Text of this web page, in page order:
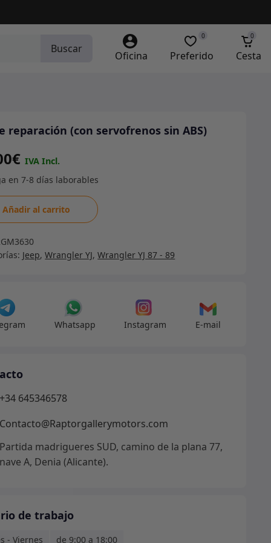
Buscar
Oficina Preferido
0
Cesta
0
reparación (con servofrenos sin ABS)
€
Añadir al carrito
Jeep,Wrangler YJ,Wrangler YJ 87 - 89
Whatsapp Instagram E-mail
+34 645346578
Contacto@Raptorgallerymotors.com
Partida madrigueres SUD, camino de la plana 77,
nave A, Denia (Alicante).
de trabajo
- Viernes
de 9:00 a 18:00